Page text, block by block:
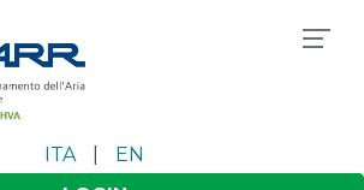
ITA
EN